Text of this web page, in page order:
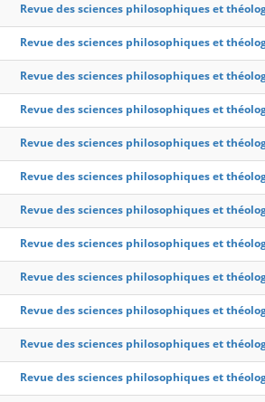
Revue des sciences philosophiques et
Revue des sciences philosophiques et
Revue des sciences philosophiques et
Revue des sciences philosophiques et
Revue des sciences philosophiques et
Revue des sciences philosophiques et
Revue des sciences philosophiques et
Revue des sciences philosophiques et
Revue des sciences philosophiques et
Revue des sciences philosophiques et
Revue des sciences philosophiques et
Revue des sciences philosophiques et